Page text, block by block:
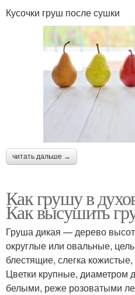
Кусочки груш после сушки
читать дальше →
Как грушу в
Как высушить
Груша дикая — дерево
округлые или овальные,
блестящие, слегка
Цветки крупные, диаметром
белыми, реже розоватыми